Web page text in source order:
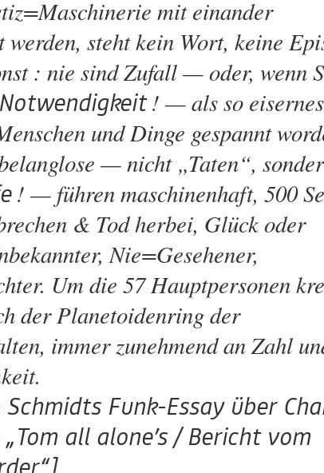
mit einander
steht kein Wort, keine
: nie sind Zufall — oder, wenn
Notwendigkeit! — als so eisernes
und Dinge gespannt
— nicht „Taten“,
! — führen maschinenhaft, 500
& Tod herbei, Glück oder
Nie=Gesehener,
Um die 57 Hauptpersonen
der Planetoidenring der
immer zunehmend an Zahl
Funk-Essay über
all alone’s / Bericht vom